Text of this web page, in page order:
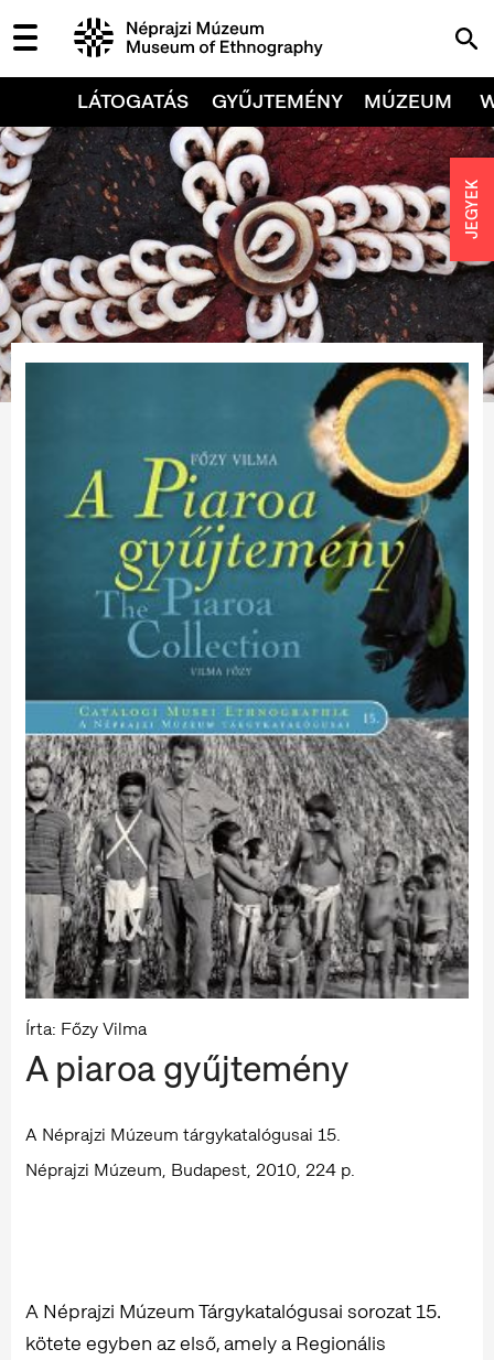
LÁTOGATÁS GYŰJTEMÉNY MÚZEUM
Írta: Főzy Vilma
A piaroa gyűjtemény
A Néprajzi Múzeum tárgykatalógusai 15.
Néprajzi Múzeum, Budapest, 2010, 224 p.
A Néprajzi Múzeum Tárgykatalógusai sorozat 15.
kötete egyben az első, amely a Regionális
JEGYEK